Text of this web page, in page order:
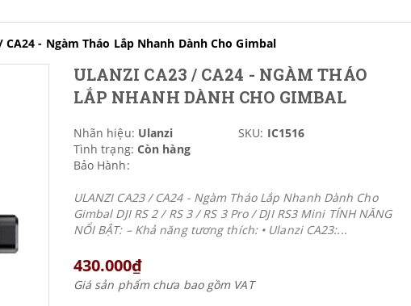
CA24 - Ngàm Tháo Lắp Nhanh Dành Cho Gimbal
ULANZI CA23 / CA24 - NGÀM THÁO
LẮP NHANH DÀNH CHO GIMBAL
Nhãn hiệu: Ulanzi SKU: IC1516
Tình trạng: Còn hàng
Bảo Hành:
ULANZI CA23 / CA24 - Ngàm Tháo Lắp Nhanh Dành Cho
Gimbal DJI RS 2 / RS 3 / RS 3 Pro / DJI RS3 Mini TÍNH NĂNG
NỔI BẬT: – Khả năng tương thích: • Ulanzi CA23:...
430.000₫
Giá sản phẩm chưa bao gồm VAT